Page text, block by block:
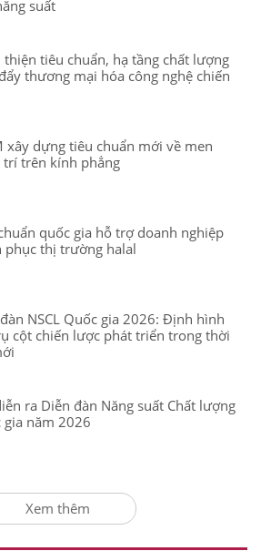
suất
thiện tiêu chuẩn, hạ tầng chất lượng
thương mại hóa công nghệ chiến
xây dựng tiêu chuẩn mới về men
trí trên kính phẳng
quốc gia hỗ trợ doanh nghiệp
phục thị trường halal
NSCL Quốc gia 2026: Định hình
cột chiến lược phát triển trong thời
ra Diễn đàn Năng suất Chất lượng
gia năm 2026
Xem thêm